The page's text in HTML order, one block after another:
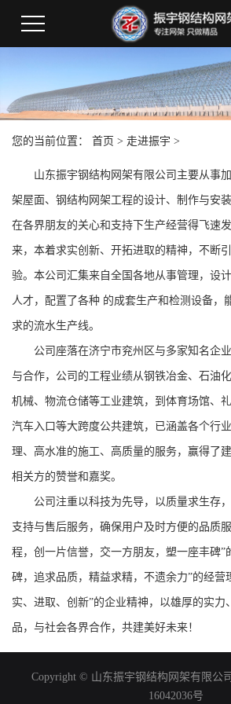
您的当前位置： 首页 > 走进振宇 >
山东振宇钢结构网架有限公司主要从事加
架屋面、钢结构网架工程的设计、制作与安
在各界朋友的关心和支持下生产经营得飞速
来，本着求实创新、开拓进取的精神，不断
验。本公司汇集来自全国各地从事管理，设
人才，配置了各种 的成套生产和检测设备，
求的流水生产线。
公司座落在济宁市兖州区与多家知名企业
与合作，公司的工程业绩从钢铁冶金、石油
机械、物流仓储等工业建筑，到体育场馆、
汽车入口等大跨度公共建筑，已涵盖各个行
理、高水准的施工、高质量的服务，赢得了
相关方的赞誉和嘉奖。
公司注重以科技为先导，以质量求生存，
支持与售后服务，确保用户及时方便的品质
程，创一片信誉，交一方朋友，塑一座丰碑”
碑，追求品质，精益求精，不遗余力”的经营
实、进取、创新”的企业精神，以雄厚的实力
品，与社会各界合作，共建美好未来！
Copyright © 山东振宇钢结构网架有限公
16042036号